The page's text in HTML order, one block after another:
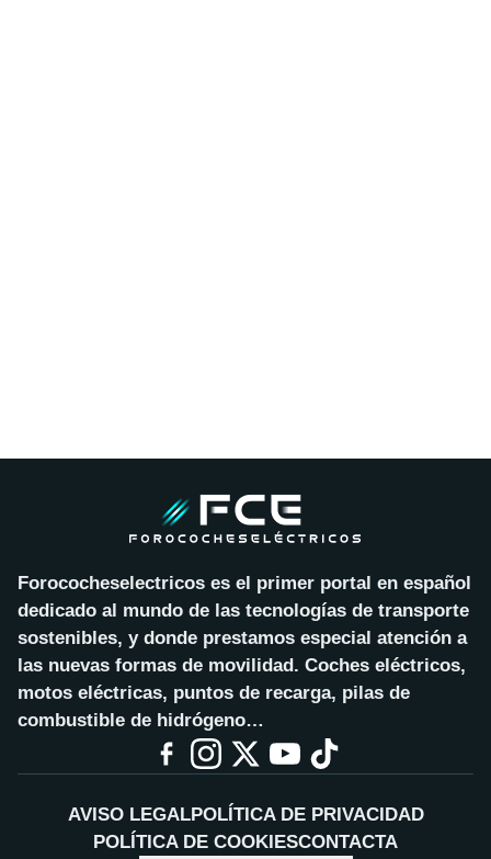
Forococheselectricos es el primer portal en español
dedicado al mundo de las tecnologías de transporte
sostenibles, y donde prestamos especial atención a
las nuevas formas de movilidad. Coches eléctricos,
motos eléctricas, puntos de recarga, pilas de
combustible de hidrógeno…
AVISO LEGALPOLÍTICA DE PRIVACIDAD
POLÍTICA DE COOKIESCONTACTA